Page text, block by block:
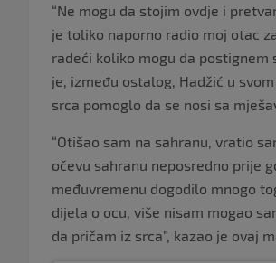
“Ne mogu da stojim ovdje i
je toliko naporno radio moj otac
radeći koliko mogu da postignem
je, između ostalog, Hadžić u
srca pomoglo da se nosi sa
“Otišao sam na sahranu, vratio
očevu sahranu neposredno prije
međuvremenu dogodilo mnogo
dijela o ocu, više nisam mogao
da pričam iz srca”, kazao je ovaj